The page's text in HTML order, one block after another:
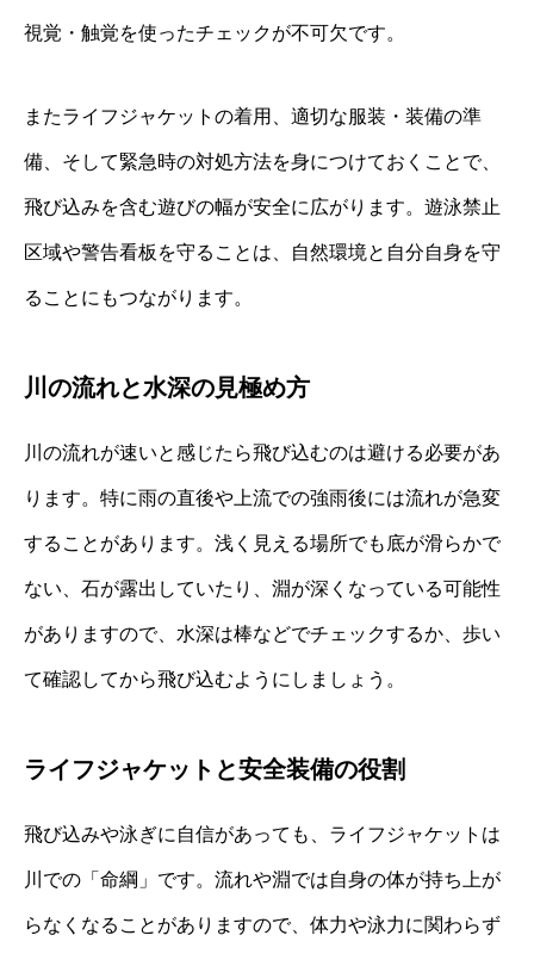
視覚・触覚を使ったチェックが不可欠です。
またライフジャケットの着用、適切な服装・装備の準
備、そして緊急時の対処方法を身につけておくことで、
飛び込みを含む遊びの幅が安全に広がります。遊泳禁止
区域や警告看板を守ることは、自然環境と自分自身を守
ることにもつながります。
川の流れと水深の見極め方
川の流れが速いと感じたら飛び込むのは避ける必要があ
ります。特に雨の直後や上流での強雨後には流れが急変
することがあります。浅く見える場所でも底が滑らかで
ない、石が露出していたり、淵が深くなっている可能性
がありますので、水深は棒などでチェックするか、歩い
て確認してから飛び込むようにしましょう。
ライフジャケットと安全装備の役割
飛び込みや泳ぎに自信があっても、ライフジャケットは
川での「命綱」です。流れや淵では自身の体が持ち上が
らなくなることがありますので、体力や泳力に関わらず